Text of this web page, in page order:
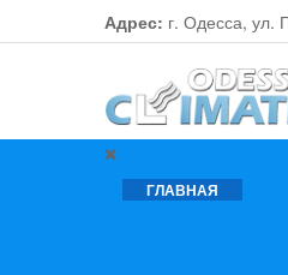
Адрес: г. Одесса, ул.
ГЛАВНАЯ